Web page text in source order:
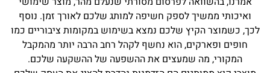
ואיכותי ממשיך לספק חשיפה למותג שלכם לאורך זמן. נוסף
כשמוצר הקיץ שלכם נמצא בשימוש במקומות ציבוריים כמו
חופים ופארקים, הוא נחשף לקהל רחב הרבה יותר מהמקבל
המקורי, מה שמעצים את ההשפעה של ההשקעה שלכם.